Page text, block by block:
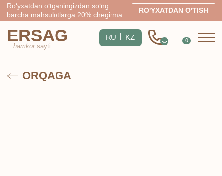
Ro‘yxatdan o‘tganingizdan so‘ng
barcha mahsulotlarga 20% chegirma
RO'YXATDAN O'TISH
0
ERSAG
hamkorsayti
ORQAGA